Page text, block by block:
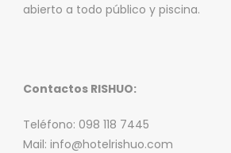
abierto a todo público y piscina.
Contactos RISHUO:
Teléfono: 098 118 7445
Mail: info@hotelrishuo.com